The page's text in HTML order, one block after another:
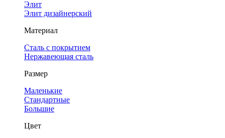
Элит
Элит дизайнерский
Материал
Сталь с покрытием
Нержавеющая сталь
Размер
Маленькие
Стандартные
Большие
Цвет